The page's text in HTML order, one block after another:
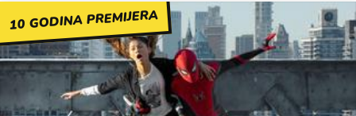
10 GODINA PREMIJERA